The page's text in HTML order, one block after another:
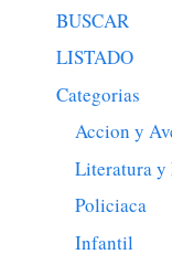
BUSCAR
LISTADO
Categorias
Accion y
Literatura y
Policiaca
Infantil